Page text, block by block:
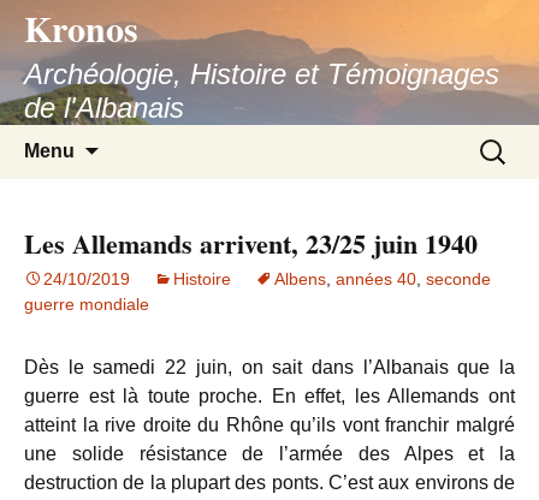
contenu
Kronos
Archéologie, Histoire et Témoignages
de l'Albanais
Menu
Les Allemands arrivent, 23/25 juin 1940
24/10/2019 Histoire Albens années 40 seconde
guerre mondiale
Dès le samedi 22 juin, on sait dans l’Albanais que la
guerre est là toute proche. En effet, les Allemands ont
atteint la rive droite du Rhône qu’ils vont franchir malgré
une solide résistance de l’armée des Alpes et la
destruction de la plupart des ponts. C’est aux environs de